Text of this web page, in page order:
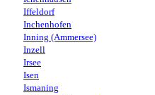
Iffeldorf
Inchenhofen
Inning (Ammersee)
Inzell
Irsee
Isen
Ismaning